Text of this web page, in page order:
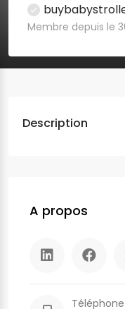
Membre depuis le
Description
A propos
Téléphone